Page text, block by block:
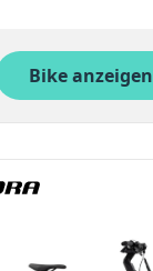
Bike anzeigen